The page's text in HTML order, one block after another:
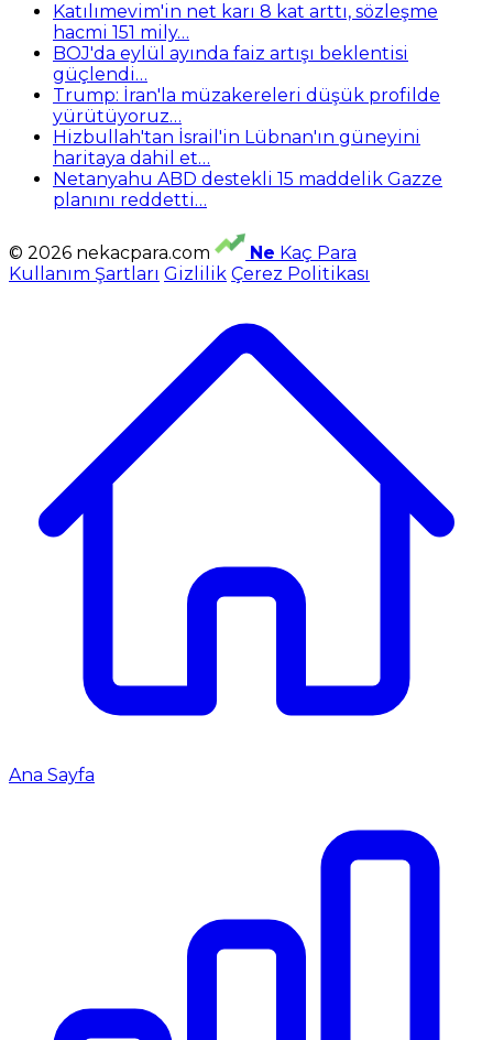
Katılımevim'in net karı 8 kat arttı, sözleşme
hacmi 151 mily…
BOJ'da eylül ayında faiz artışı beklentisi
güçlendi…
Trump: İran'la müzakereleri düşük profilde
yürütüyoruz…
Hizbullah'tan İsrail'in Lübnan'ın güneyini
haritaya dahil et…
Netanyahu ABD destekli 15 maddelik Gazze
planını reddetti…
© 2026 nekacpara.com Ne Kaç Para
Kullanım Şartları Gizlilik Çerez Politikası
Ana Sayfa